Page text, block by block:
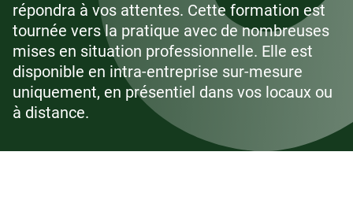
répondra à vos attentes. Cette formation est
tournée vers la pratique avec de nombreuses
mises en situation professionnelle. Elle est
disponible en intra-entreprise sur-mesure
uniquement, en présentiel dans vos locaux ou
à distance.